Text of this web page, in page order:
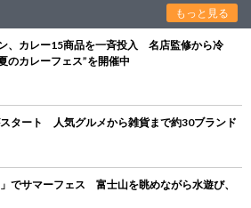
もっと見る
、カレー15商品を一斉投入 名店監修から冷
のカレーフェス”を開催中
タート 人気グルメから雑貨まで約30ブランド
でサマーフェス 富士山を眺めながら水遊び、